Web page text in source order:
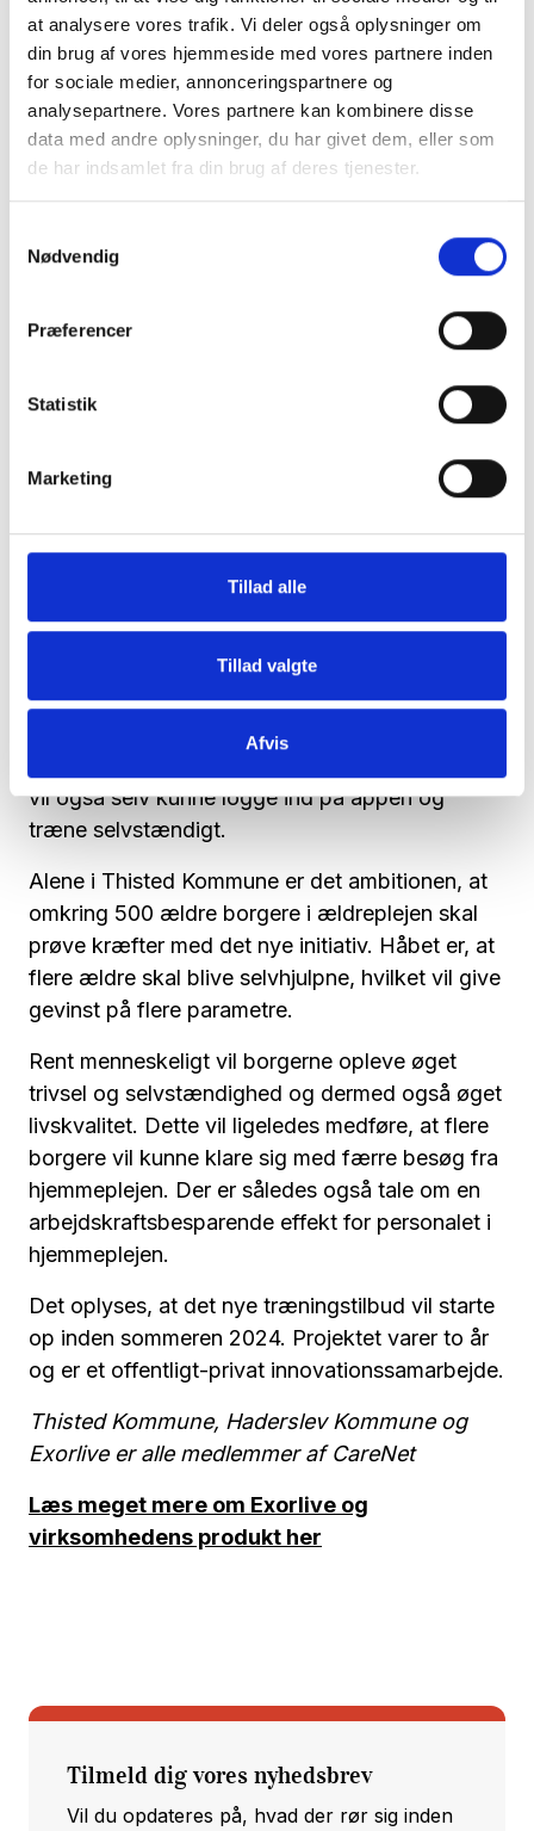
at analysere vores trafik. Vi deler også oplysninger om
din brug af vores hjemmeside med vores partnere inden
for sociale medier, annonceringspartnere og
analysepartnere. Vores partnere kan kombinere disse
data med andre oplysninger, du har givet dem, eller som
de har indsamlet fra din brug af deres tjenester.
Nødvendig
Præferencer
Statistik
Marketing
Tillad alle
Tillad valgte
Afvis
oplever at være usikker på benene i badet. Det
kan også være en borger, der begynder at have
udfordringer med at rejse sig fra en stol. Her kan
genoptræning gøre en stor forskel for borgerens
liv og livskvalitet.
Selve teknologien, som skal være med til at
styrke genoptrænings- og
rehabiliteringsindsatsen i kommunerne, bliver
leveret af CareNet-medlemmet Exorlive.
Exorlive leverer en app, hvori terapeuterne i
enkelte borgers behov. De enkelte øvelser i
via appen kan borgerne således se, hvordan
den enkelt træningsopgave skal udføres og
spejle det i hjemmet.
Udgangspunktet er, at det er hjemmeplejen, der
hjælper borgerne igennem øvelserne og dermed
understøtter den enkelte borgers gennemførsel
vil også selv kunne logge ind på appen og
træne selvstændigt.
Alene i Thisted Kommune er det ambitionen, at
omkring 500 ældre borgere i ældreplejen skal
prøve kræfter med det nye initiativ. Håbet er, at
flere ældre skal blive selvhjulpne, hvilket vil give
gevinst på flere parametre.
Rent menneskeligt vil borgerne opleve øget
trivsel og selvstændighed og dermed også øget
livskvalitet. Dette vil ligeledes medføre, at flere
borgere vil kunne klare sig med færre besøg fra
hjemmeplejen. Der er således også tale om en
arbejdskraftsbesparende effekt for personalet i
hjemmeplejen.
Det oplyses, at det nye træningstilbud vil starte
op inden sommeren 2024. Projektet varer to år
og er et offentligt-privat innovationssamarbejde.
Thisted Kommune, Haderslev Kommune og
Exorlive er alle medlemmer af CareNet
Læs meget mere om Exorlive og
virksomhedens produkt her
Tilmeld dig vores nyhedsbrev
Vil du opdateres på, hvad der rør sig inden